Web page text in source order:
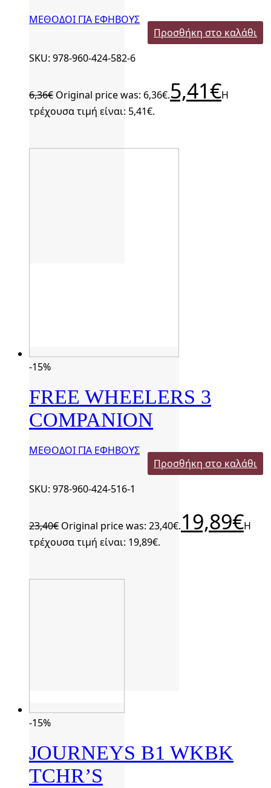
ΜΕΘΟΔΟΙ ΓΙΑ ΕΦΗΒΟΥΣ
Προσθήκη στο καλάθι
SKU: 978-960-424-582-6
6,36€ Original price was: 6,36€.5,41€Η
τρέχουσα τιμή είναι: 5,41€.
-15%
FREE WHEELERS 3
COMPANION
ΜΕΘΟΔΟΙ ΓΙΑ ΕΦΗΒΟΥΣ
Προσθήκη στο καλάθι
SKU: 978-960-424-516-1
23,40€ Original price was: 23,40€.19,89€Η
τρέχουσα τιμή είναι: 19,89€.
-15%
JOURNEYS B1 WKBK
TCHR’S